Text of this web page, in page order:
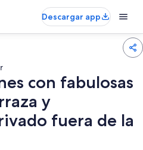
Descargar app
con fabulosas
y
fuera de la